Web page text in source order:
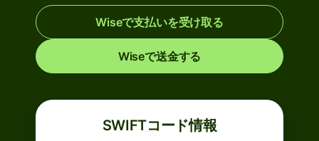
Wiseで支払いを受け取る
Wiseで送金する
SWIFTコード情報